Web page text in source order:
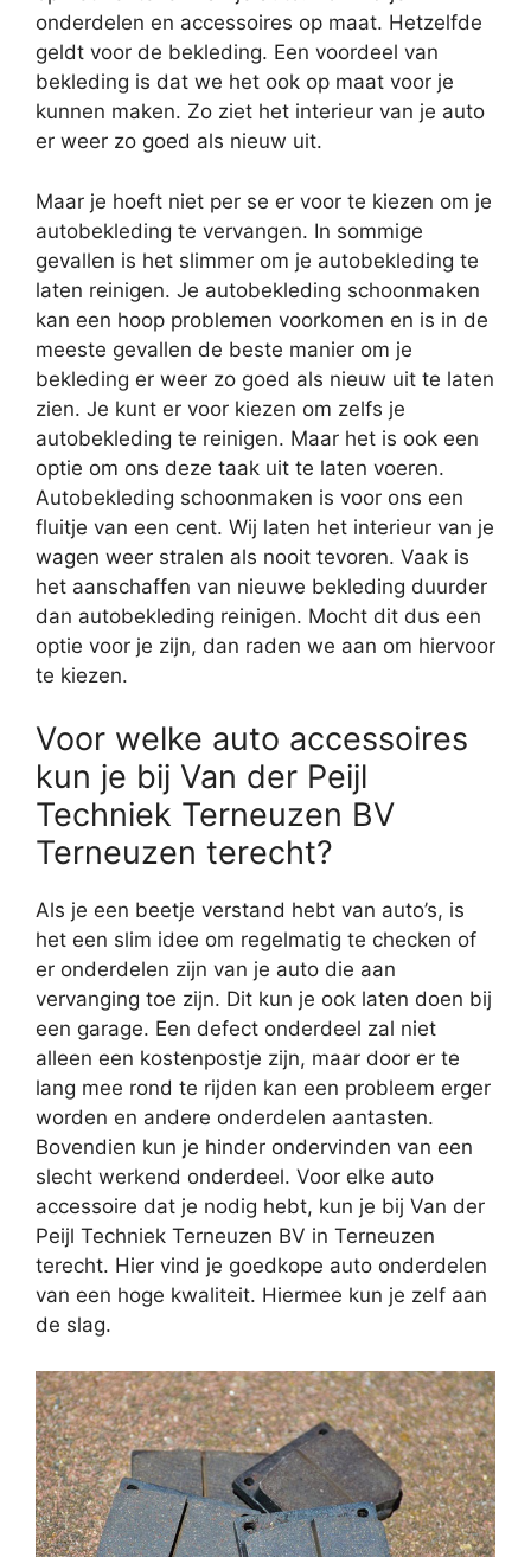
onderdelen en accessoires op maat. Hetzelfde
geldt voor de bekleding. Een voordeel van
bekleding is dat we het ook op maat voor je
kunnen maken. Zo ziet het interieur van je auto
er weer zo goed als nieuw uit.
Maar je hoeft niet per se er voor te kiezen om je
autobekleding te vervangen. In sommige
gevallen is het slimmer om je autobekleding te
laten reinigen. Je autobekleding schoonmaken
kan een hoop problemen voorkomen en is in de
meeste gevallen de beste manier om je
bekleding er weer zo goed als nieuw uit te laten
zien. Je kunt er voor kiezen om zelfs je
autobekleding te reinigen. Maar het is ook een
optie om ons deze taak uit te laten voeren.
Autobekleding schoonmaken is voor ons een
fluitje van een cent. Wij laten het interieur van je
wagen weer stralen als nooit tevoren. Vaak is
het aanschaffen van nieuwe bekleding duurder
dan autobekleding reinigen. Mocht dit dus een
optie voor je zijn, dan raden we aan om hiervoor
te kiezen.
Voor welke auto accessoires
kun je bij Van der Peijl
Techniek Terneuzen BV
Terneuzen terecht?
Als je een beetje verstand hebt van auto’s, is
het een slim idee om regelmatig te checken of
er onderdelen zijn van je auto die aan
vervanging toe zijn. Dit kun je ook laten doen bij
een garage. Een defect onderdeel zal niet
alleen een kostenpostje zijn, maar door er te
lang mee rond te rijden kan een probleem erger
worden en andere onderdelen aantasten.
Bovendien kun je hinder ondervinden van een
slecht werkend onderdeel. Voor elke auto
accessoire dat je nodig hebt, kun je bij Van der
Peijl Techniek Terneuzen BV in Terneuzen
terecht. Hier vind je goedkope auto onderdelen
van een hoge kwaliteit. Hiermee kun je zelf aan
de slag.